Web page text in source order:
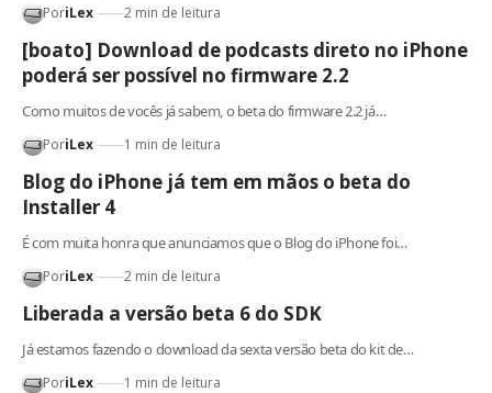
PoriLex 2 min de leitura
[boato] Download de podcasts direto no iPhone
poderá ser possível no firmware 2.2
Como muitos de vocês já sabem, o beta do firmware 2.2 já…
PoriLex 1 min de leitura
Blog do iPhone já tem em mãos o beta do
Installer 4
É com muita honra que anunciamos que o Blog do iPhone foi…
PoriLex 2 min de leitura
Liberada a versão beta 6 do SDK
Já estamos fazendo o download da sexta versão beta do kit de…
PoriLex 1 min de leitura